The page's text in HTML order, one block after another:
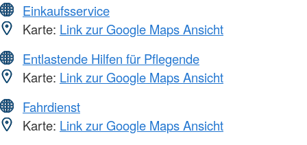
Einkaufsservice
Karte: Link zur Google Maps Ansicht
Entlastende Hilfen für Pflegende
Karte: Link zur Google Maps Ansicht
Fahrdienst
Karte: Link zur Google Maps Ansicht